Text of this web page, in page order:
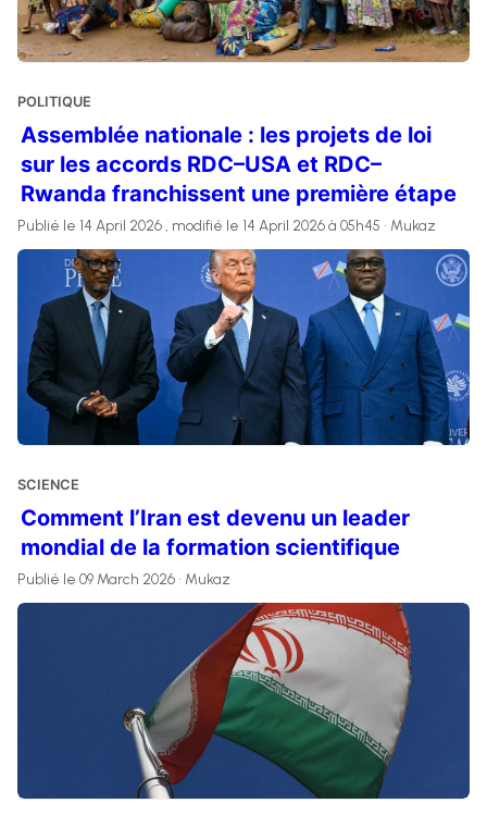
POLITIQUE
Assemblée nationale : les projets de loi
sur les accords RDC–USA et RDC–
Rwanda franchissent une première étape
Publié le 14 April 2026 , modifié le 14 April 2026 à 05h45 • Mukaz
SCIENCE
Comment l’Iran est devenu un leader
mondial de la formation scientifique
Publié le 09 March 2026 • Mukaz